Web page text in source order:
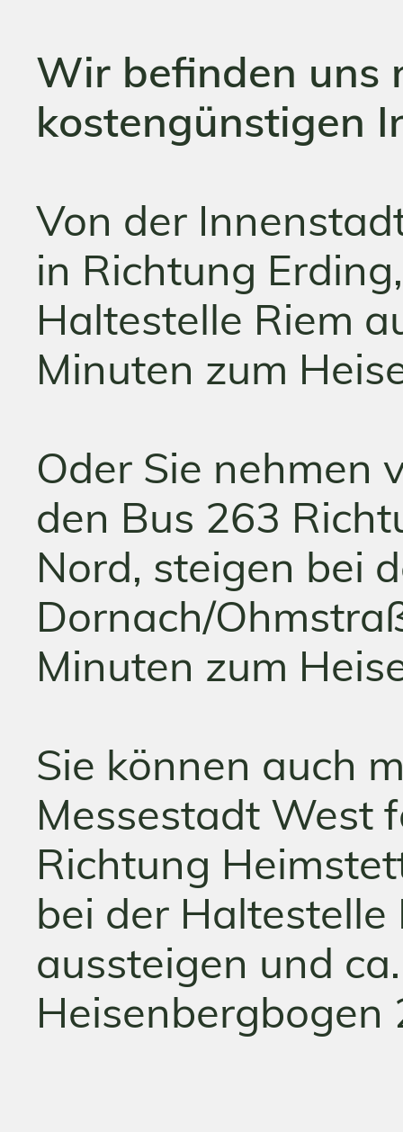
Wir befinden uns
kostengünstigen
Von der
in Richtung
Haltestelle Riem
Minuten zum
Oder Sie nehmen
den Bus 263
Nord, steigen bei
Dornach/
Minuten zum
Sie können auch
Messestadt West
Richtung
bei der
aussteigen und
Heisenbergbogen